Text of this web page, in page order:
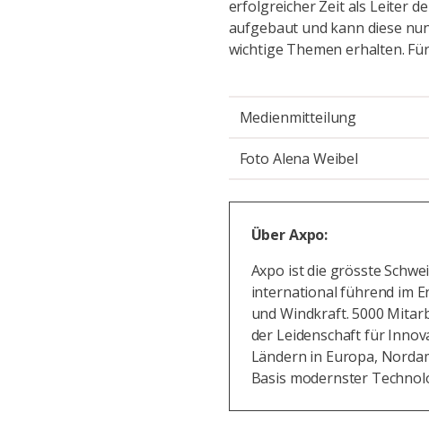
erfolgreicher Zeit als Leiter
aufgebaut und kann diese
wichtige Themen erhalten.
Medienmitteilung
Foto Alena Weibel
Über Axpo:
Axpo ist die grösste
international führend im
und Windkraft. 5000
der Leidenschaft für
Ländern in Europa,
Basis modernster